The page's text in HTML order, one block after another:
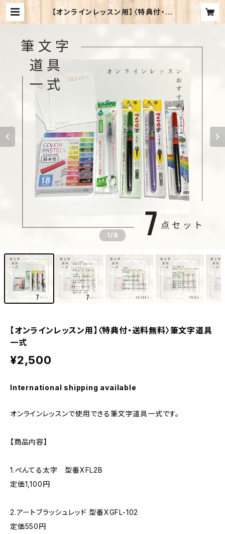
【オンラインレッスン用】〈特典付・送
料無料〉筆文字道具一式 | キモチを伝
1/8
【オンラインレッスン用】〈特典付・送料無料〉筆文字道具
一式
¥2,500
International shipping available
オンラインレッスンで使用できる筆文字道具一式です。
【商品内容】
1.ぺんてる太字 型番XFL2B
定価1,100円
2.アートブラッシュレッド 型番XGFL-102
定価550円